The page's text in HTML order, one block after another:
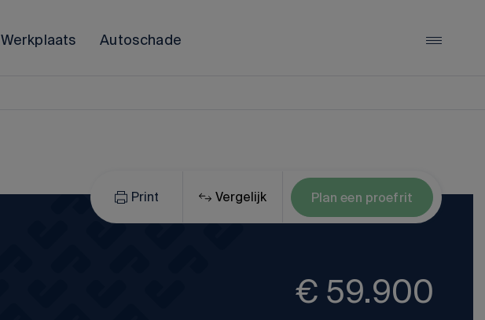
Lynk & Co 08
Werkplaats Autoschade
Print Vergelijk Plan een proefrit
€ 59.900